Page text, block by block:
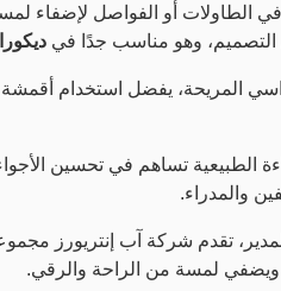
في الطاولات أو الفواصل لإضفاء
التصميم، وهو مناسب جدًا في
المريحة، يفضل استخدام
الطبيعية تساهم في تحسين
والمدراء.
تقدم شركة آب إنتريورز
ويضفي لمسة من الراحة والرقي.